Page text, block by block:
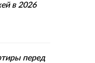
в 2026
перед